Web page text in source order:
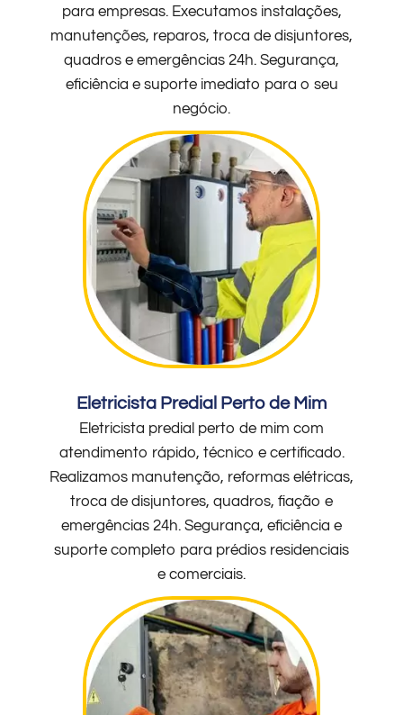
para empresas. Executamos instalações,
manutenções, reparos, troca de disjuntores,
quadros e emergências 24h. Segurança,
eficiência e suporte imediato para o seu
negócio.
Eletricista Predial Perto de Mim
Eletricista predial perto de mim com
atendimento rápido, técnico e certificado.
Realizamos manutenção, reformas elétricas,
troca de disjuntores, quadros, fiação e
emergências 24h. Segurança, eficiência e
suporte completo para prédios residenciais
e comerciais.